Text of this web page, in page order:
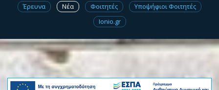
Έρευνα
Νέα Φοιτητές
Υποψήφιοι Φοιτητές
Ionio.gr